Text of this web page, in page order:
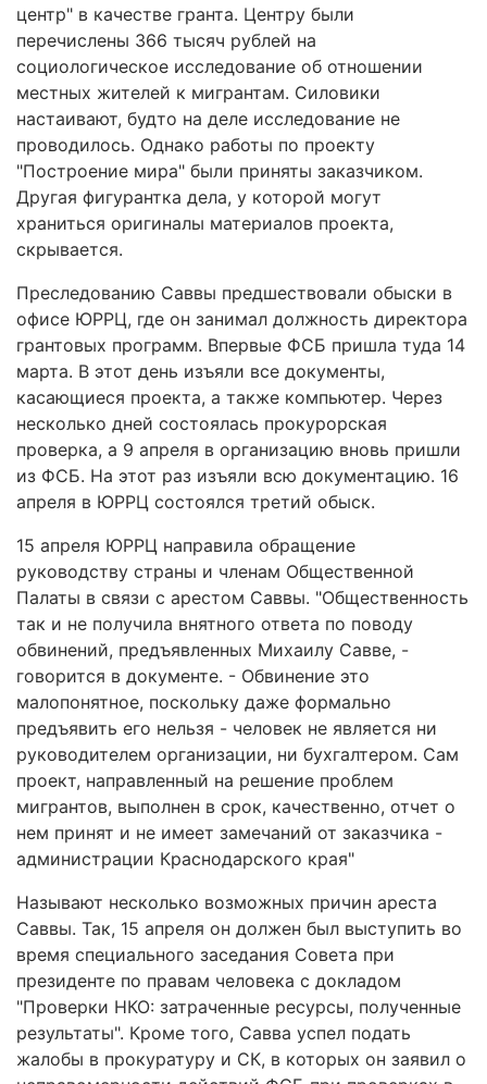
центр" в качестве гранта. Центру были
перечислены 366 тысяч рублей на
социологическое исследование об отношении
местных жителей к мигрантам. Силовики
настаивают, будто на деле исследование не
проводилось. Однако работы по проекту
"Построение мира" были приняты заказчиком.
Другая фигурантка дела, у которой могут
храниться оригиналы материалов проекта,
скрывается.
Преследованию Саввы предшествовали обыски в
офисе ЮРРЦ, где он занимал должность директора
грантовых программ. Впервые ФСБ пришла туда 14
марта. В этот день изъяли все документы,
касающиеся проекта, а также компьютер. Через
несколько дней состоялась прокурорская
проверка, а 9 апреля в организацию вновь пришли
из ФСБ. На этот раз изъяли всю документацию. 16
апреля в ЮРРЦ состоялся третий обыск.
15 апреля ЮРРЦ направила обращение
руководству страны и членам Общественной
Палаты в связи с арестом Саввы. "Общественность
так и не получила внятного ответа по поводу
обвинений, предъявленных Михаилу Савве, -
говорится в документе. - Обвинение это
малопонятное, поскольку даже формально
предъявить его нельзя - человек не является ни
руководителем организации, ни бухгалтером. Сам
проект, направленный на решение проблем
мигрантов, выполнен в срок, качественно, отчет о
нем принят и не имеет замечаний от заказчика -
администрации Краснодарского края"
Называют несколько возможных причин ареста
Саввы. Так, 15 апреля он должен был выступить во
время специального заседания Совета при
президенте по правам человека с докладом
"Проверки НКО: затраченные ресурсы, полученные
результаты". Кроме того, Савва успел подать
жалобы в прокуратуру и СК, в которых он заявил о